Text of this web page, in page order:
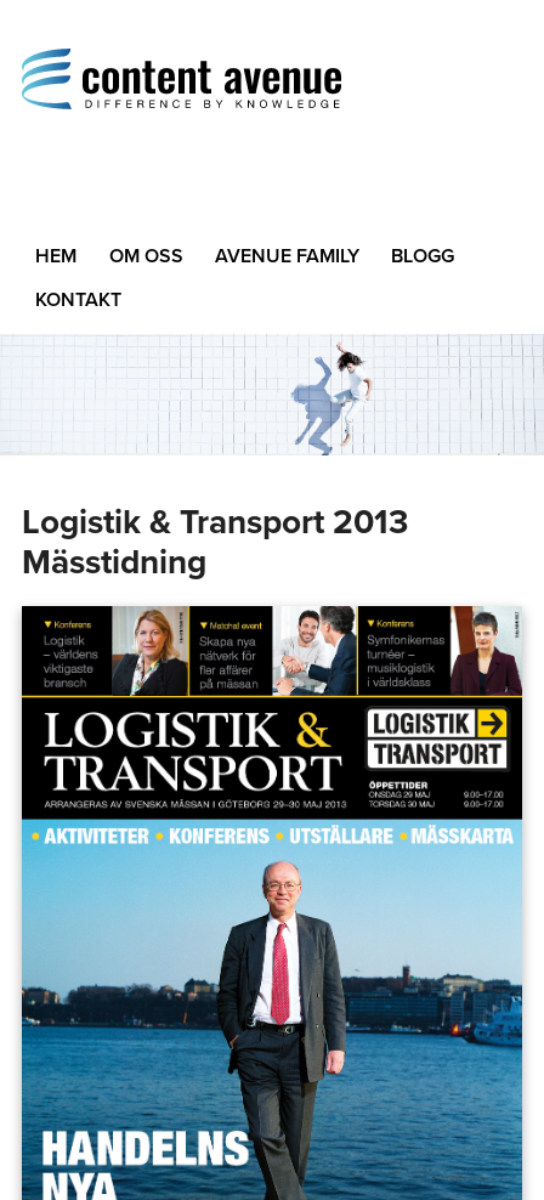
Difference by Knowledge
HEM OM OSS AVENUE FAMILY
BLOGG
KONTAKT
Logistik & Transport 2013
Mässtidning